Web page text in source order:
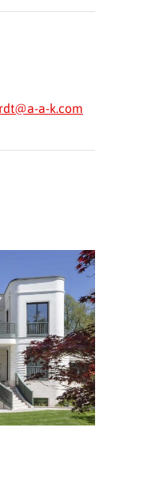
a-k.com